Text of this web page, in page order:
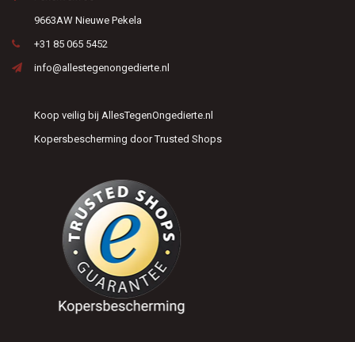
9663AW Nieuwe Pekela
+31 85 065 5452
info@allestegenongedierte.nl
Koop veilig bij AllesTegenOngedierte.nl
Kopersbescherming door Trusted Shops